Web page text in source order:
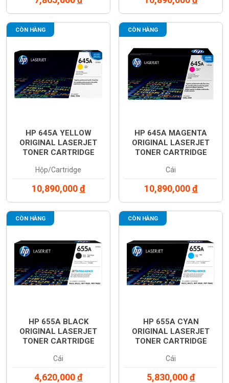
CÒN HÀNG
HP 645A YELLOW
ORIGINAL LASERJET
TONER CARTRIDGE
Hộp/Cartridge
10,890,000đ
CÒN HÀNG
HP 645A MAGENTA
ORIGINAL LASERJET
TONER CARTRIDGE
Cái
10,890,000đ
CÒN HÀNG
HP 655A BLACK
ORIGINAL LASERJET
TONER CARTRIDGE
Cái
4,620,000đ
CÒN HÀNG
HP 655A CYAN
ORIGINAL LASERJET
TONER CARTRIDGE
Cái
5,830,000đ